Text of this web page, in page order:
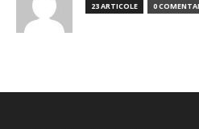
23 ARTICOLE 0